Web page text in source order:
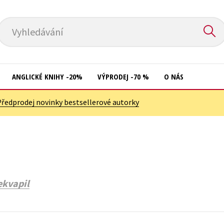
Vyhledávání
Počítače
ANGLICKÉ KNIHY -20% VÝPRODEJ -70 % O NÁS
novinky bestsellerové autorky